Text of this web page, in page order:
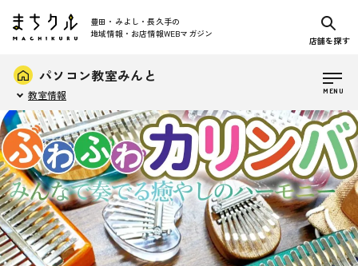
豊田・みよし・長久手の
地域情報・お店情報WEBマガジン
店舗を探す
パソコン教室みんと
教室情報